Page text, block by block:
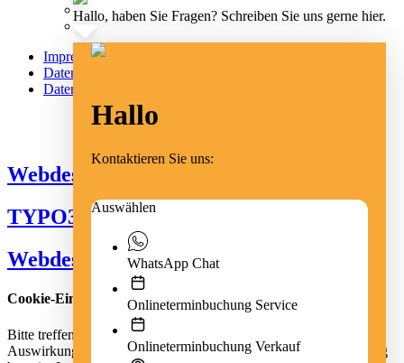
Impressum
Datenschutz
Datenschutz Social Media
Webdesign Emmendingen
TYPO3 Freiburg
Webdesign Freiburg
Hallo, haben Sie Fragen? Schreiben Sie uns gerne hier.
Hallo
Kontaktieren Sie uns:
Auswählen
WhatsApp Chat
Onlineterminbuchung Service
Onlineterminbuchung Verkauf
Cookie-Einstellungen
Bitte treffen Sie eine Auswahl. Weitere Informationen zu den
Auswirkungen Ihrer Auswahl finden Sie der Datenschutzerklärung